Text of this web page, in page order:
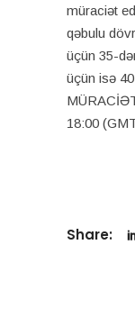
müraciət
qəbulu
üçün 35-
üçün isə
18:00
Share: